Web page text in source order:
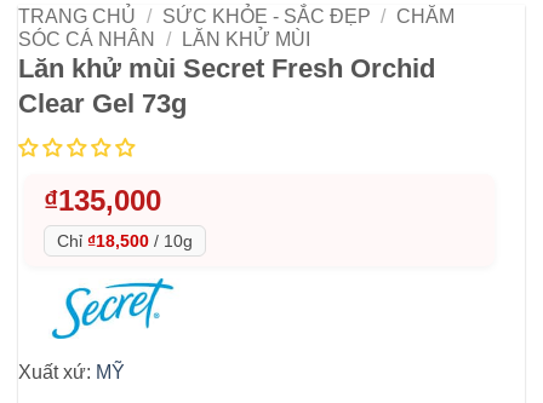
TRANG CHỦ / SỨC KHỎE - SẮC ĐẸP / CHĂM
SÓC CÁ NHÂN
/ LĂN KHỬ MÙI
Lăn khử mùi Secret Fresh Orchid
Clear Gel 73g
₫135,000
Chỉ ₫18,500 / 10g
Xuất xứ: MỸ